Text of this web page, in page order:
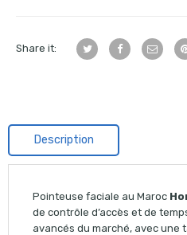
Share it:
Description
Pointeuse faciale au Maroc
de contrôle d’accès et de
avancés du marché, avec une